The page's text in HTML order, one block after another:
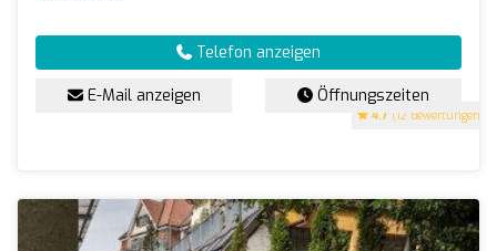
4.7 (12 Bewertungen)
Telefon anzeigen
E-Mail anzeigen Öffnungszeiten